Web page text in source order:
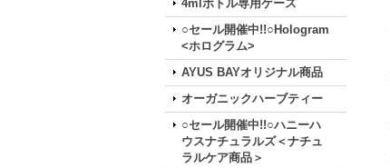
4mlボトル専用ケース
○セール開催中!!○Hologram
<ホログラム>
AYUS BAYオリジナル商品
オーガニックハーブティー
○セール開催中!!○ハニーハ
ウスナチュラルズ＜ナチュ
ラルケア商品＞